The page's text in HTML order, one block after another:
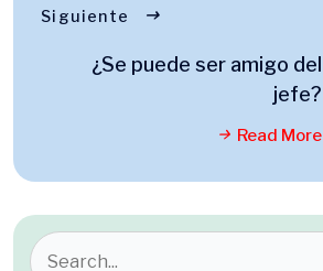
Siguiente
¿Se puede ser amigo del
jefe?
Read More